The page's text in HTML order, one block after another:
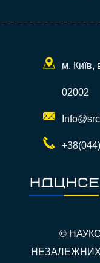
м. Київ,
02002
©
НЕЗАЛЕЖНИХ